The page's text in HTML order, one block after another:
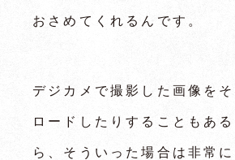
おさめてくれるんです。
デジカメで撮影した画像を
ロードしたりすることもあ
ら、そういった場合は非常